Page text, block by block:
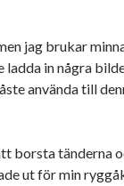
jag brukar
in några
använda till
borsta tänderna
ut för min